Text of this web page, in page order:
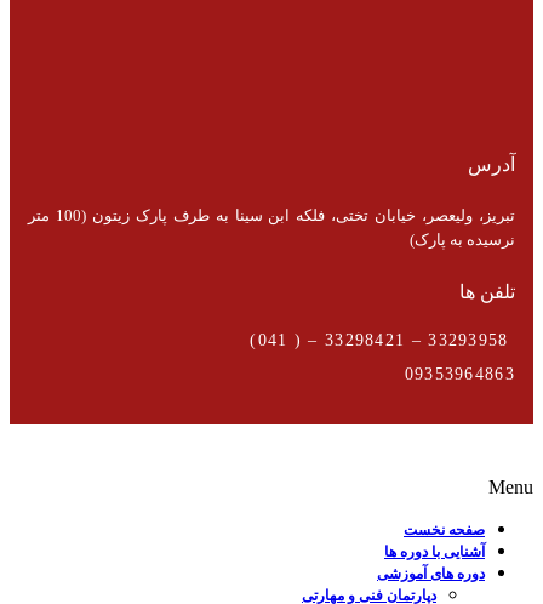
آدرس
تبریز، ولیعصر، خیابان تختی، فلکه ابن سینا به طرف پارک زیتون (100 متر
نرسیده به پارک)
تلفن ها
09353964863
Menu
صفحه نخست
آشنایی با دوره ها
دوره های آموزشی
دپارتمان فنی و مهارتی